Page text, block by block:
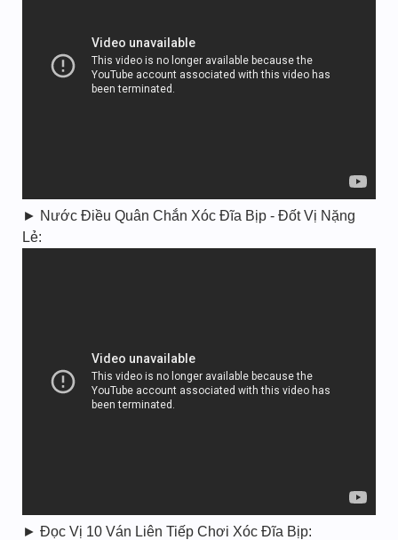
► Nước Điều Quân Chắn Xóc Đĩa Bịp - Đốt Vị Nặng
Lẻ:
► Đọc Vị 10 Ván Liên Tiếp Chơi Xóc Đĩa Bịp: